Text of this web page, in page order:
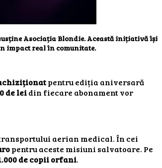
Asociația Blondie. Această inițiativă își
impact real în comunitate.
pentru ediția aniversară
de leidin fiecare abonament vor
aerian medical. În cei
pentru aceste misiuni salvatoare. Pe
de copii orfani.